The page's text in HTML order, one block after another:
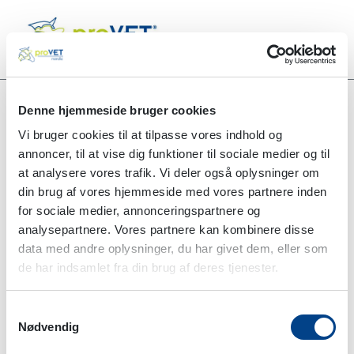
Denne hjemmeside bruger cookies
Vi bruger cookies til at tilpasse vores indhold og
annoncer, til at vise dig funktioner til sociale medier og til
at analysere vores trafik. Vi deler også oplysninger om
din brug af vores hjemmeside med vores partnere inden
for sociale medier, annonceringspartnere og
analysepartnere. Vores partnere kan kombinere disse
data med andre oplysninger, du har givet dem, eller som
de har indsamlet fra din brug af deres tjenester.
Nødvendig
Alle produkter B-Complex (B1 Forte) 100 ml